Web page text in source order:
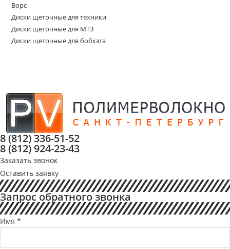
Ворс
Диски щеточные для техники
Диски щеточные для МТЗ
Диски щеточные для бобкэта
8 (812) 336-51-52
8 (812) 924-23-43
Заказать звонок
Оставить заявку
Запрос обратного звонка
Имя *